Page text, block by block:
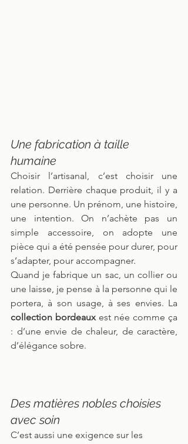
Une fabrication à taille
humaine
Choisir l’artisanal, c’est choisir une
relation. Derrière chaque produit, il y a
une personne. Un prénom, une histoire,
une intention. On n’achète pas un
simple accessoire, on adopte une
pièce qui a été pensée pour durer, pour
s’adapter, pour accompagner.
Quand je fabrique un sac, un collier ou
une laisse, je pense à la personne qui le
collection bordeaux est née comme ça
: d’une envie de chaleur, de caractère,
d’élégance sobre.
Des matières nobles choisies
avec soin
C’est aussi une exigence sur les